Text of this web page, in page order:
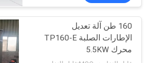
160 طن آلة تعديل
الإطارات الصلبة TP160-E
محرك 5.5KW